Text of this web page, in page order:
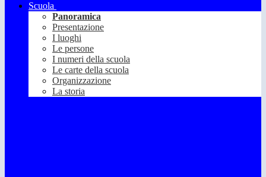
Scuola
Panoramica
Presentazione
I luoghi
Le persone
I numeri della scuola
Le carte della scuola
Organizzazione
La storia